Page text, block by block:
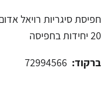
חפיסת סיגריות רויאל
20 יחידות בחפיסה
ברקוד: